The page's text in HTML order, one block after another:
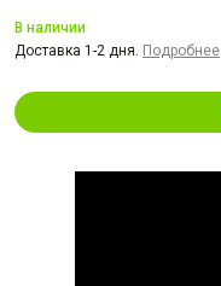
В наличии
Доставка 1-2 дня. Подробнее